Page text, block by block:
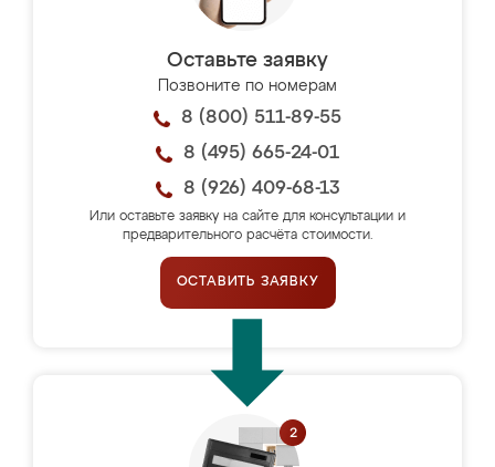
Оставьте заявку
Позвоните по номерам
8 (800) 511-89-55
8 (495) 665-24-01
8 (926) 409-68-13
Или оставьте заявку на сайте для консультации и
предварительного расчёта стоимости.
ОСТАВИТЬ ЗАЯВКУ